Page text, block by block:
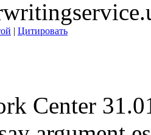
| Цитировать
Center